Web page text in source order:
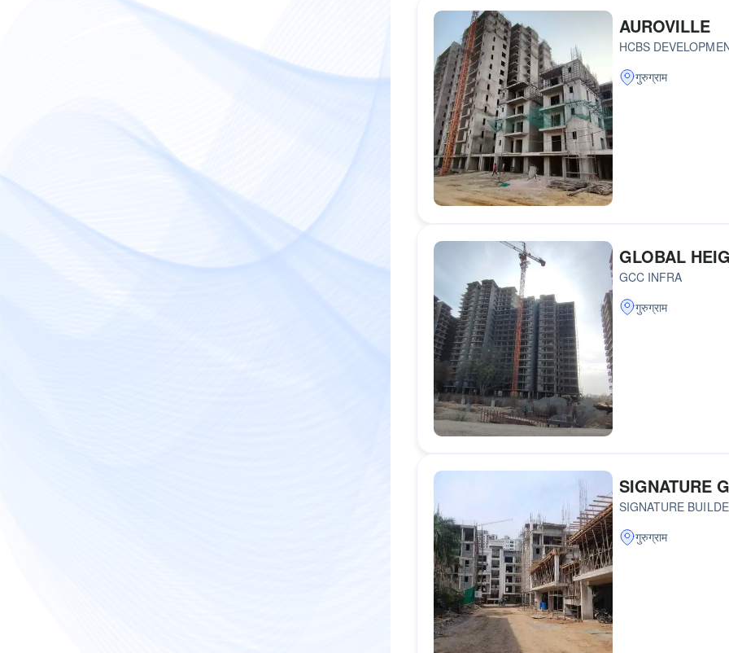
AUROVILLE
HCBS
गुरुग्राम
GLOBAL
GCC INFRA
गुरुग्राम
SIGNATURE
SIGNATURE
गुरुग्राम